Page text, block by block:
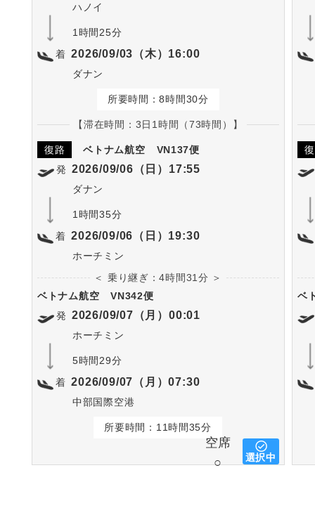
ハノイ
1時間25分
着 2026/09/03（木）16:00
ダナン
所要時間：8時間30分
【滞在時間：3日1時間（73時間）】
復路 ベトナム航空
VN137便
発 2026/09/06（日）17:55
ダナン
1時間35分
着 2026/09/06（日）19:30
ホーチミン
＜ 乗り継ぎ：4時間31分 ＞
ベトナム航空
VN342便
発 2026/09/07（月）00:01
ホーチミン
5時間29分
着 2026/09/07（月）07:30
中部国際空港
所要時間：11時間35分
空席
○
選択中
ベ